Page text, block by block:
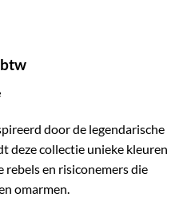
door de legendarische
deze collectie unieke kleuren
en risiconemers die
omarmen.